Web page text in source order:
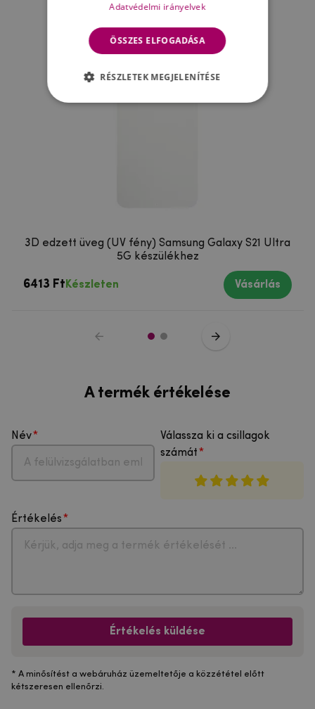
3D edzett üveg (UV fény) Samsung Galaxy S21 Ultra
5G készülékhez
6413 Ft Készleten Vásárlás
A termék értékelése
Név
Válassza ki a csillagok
számát
Értékelés
Értékelés küldése
* A minősítést a webáruház üzemeltetője a közzététel előtt
kétszeresen ellenőrzi.
Adatvédelmi irányelvek
ÖSSZES ELFOGADÁSA
RÉSZLETEK MEGJELENÍTÉSE